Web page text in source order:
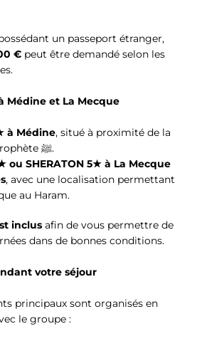
un passeport étranger,
€ peut être demandé selon les
Médine et La Mecque
à Médine, situé à proximité de la
Mosquée du Prophète ﷺ.
ou SHERATON 5★ à La Mecque
, avec une localisation permettant
au Haram.
inclus afin de vous permettre de
dans de bonnes conditions.
votre séjour
principaux sont organisés en
le groupe :